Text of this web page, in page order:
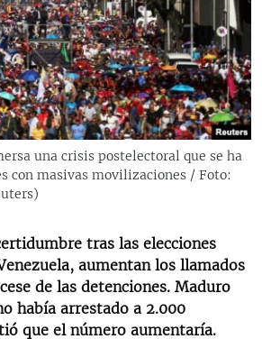
VIVIENDA EN CUBA
RUSA EN AMÉRICA LATINA
A UCRANIA
una crisis postelectoral que se ha
con masivas movilizaciones / Foto:
tras las elecciones
aumentan los llamados
de las detenciones. Maduro
había arrestado a 2.000
que el número aumentaría.